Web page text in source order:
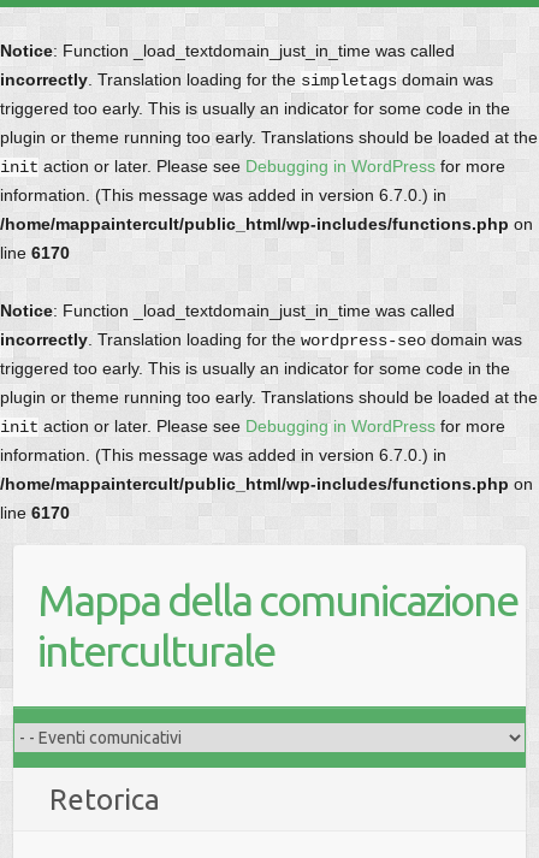
Notice: Function _load_textdomain_just_in_time was called
incorrectly . Translation loading for the simpletags domain was
triggered too early. This is usually an indicator for some code in the
plugin or theme running too early. Translations should be loaded at the
init action or later. Please see Debugging in WordPress for more
information. (This message was added in version 6.7.0.) in
/home/mappaintercult/public_html/wp-includes/functions.php on
line 6170
Notice: Function _load_textdomain_just_in_time was called
incorrectly . Translation loading for the wordpress-seo domain was
triggered too early. This is usually an indicator for some code in the
plugin or theme running too early. Translations should be loaded at the
init action or later. Please see Debugging in WordPress for more
information. (This message was added in version 6.7.0.) in
/home/mappaintercult/public_html/wp-includes/functions.php on
line 6170
Mappa della comunicazione
interculturale
Retorica